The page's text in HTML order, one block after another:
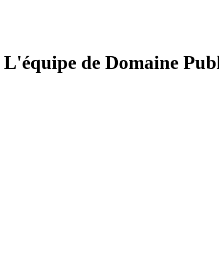
L'équipe de Domaine